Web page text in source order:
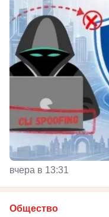
вчера в 13:31
Общество